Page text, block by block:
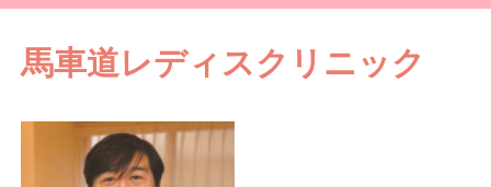
馬車道レディスクリニック